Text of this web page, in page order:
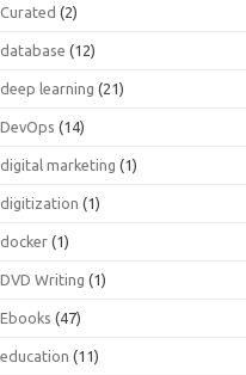
Curated (2)
database (12)
deep learning (21)
DevOps (14)
digital marketing (1)
digitization (1)
docker (1)
DVD Writing (1)
Ebooks (47)
education (11)